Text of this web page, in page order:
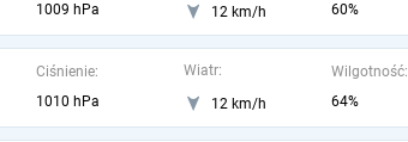
1009 hPa
12 km/h
60%
Ciśnienie:
1010 hPa
Wiatr:
12 km/h
Wilgotność:
64%